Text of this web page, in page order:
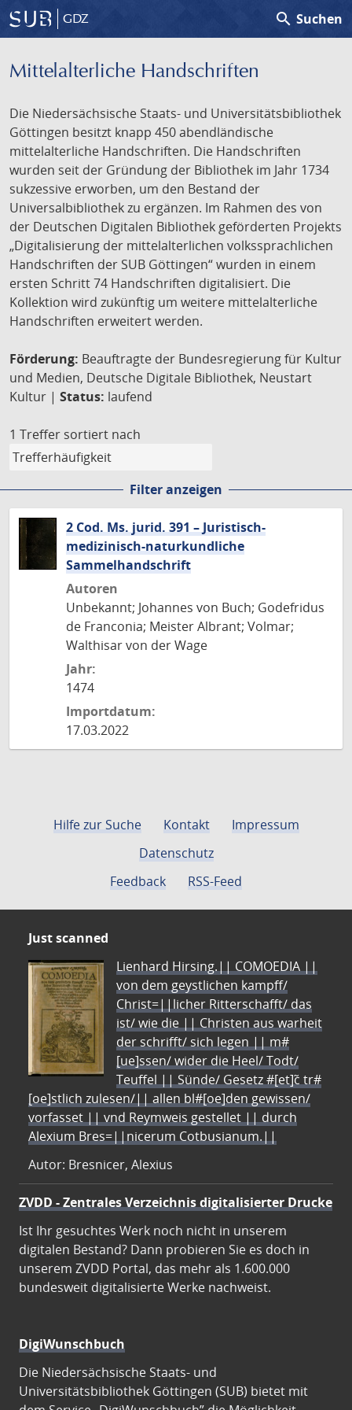
GDZ search Suchen
Mittelalterliche Handschriften
Die Niedersächsische Staats- und Universitätsbibliothek
Göttingen besitzt knapp 450 abendländische
mittelalterliche Handschriften. Die Handschriften
wurden seit der Gründung der Bibliothek im Jahr 1734
sukzessive erworben, um den Bestand der
Universalbibliothek zu ergänzen. Im Rahmen des von
der Deutschen Digitalen Bibliothek geförderten Projekts
„Digitalisierung der mittelalterlichen volkssprachlichen
Handschriften der SUB Göttingen“ wurden in einem
ersten Schritt 74 Handschriften digitalisiert. Die
Kollektion wird zukünftig um weitere mittelalterliche
Handschriften erweitert werden.
Förderung: Beauftragte der Bundesregierung für Kultur
und Medien, Deutsche Digitale Bibliothek, Neustart
Kultur | Status: laufend
1 Treffer sortiert nach
Filter anzeigen
2 Cod. Ms. jurid. 391 – Juristisch-
medizinisch-naturkundliche
Sammelhandschrift
Autoren
Unbekannt; Johannes von Buch; Godefridus
de Franconia; Meister Albrant; Volmar;
Walthisar von der Wage
Jahr:
1474
Importdatum:
17.03.2022
Hilfe zur Suche Kontakt
Impressum
Datenschutz
Feedback
RSS-Feed
Just scanned
Lienhard Hirsing.|| COMOEDIA ||
von dem geystlichen kampff/
Christ=||licher Ritterschafft/ das
ist/ wie die || Christen aus warheit
der schrifft/ sich legen || m#
[ue]ssen/ wider die Heel/ Todt/
Teuffel || Sünde/ Gesetz #[et]c̃ tr#
[oe]stlich zulesen/|| allen bl#[oe]den gewissen/
vorfasset || vnd Reymweis gestellet || durch
Alexium Bres=||nicerum Cotbusianum.||
Autor: Bresnicer, Alexius
ZVDD - Zentrales Verzeichnis digitalisierter Drucke
Ist Ihr gesuchtes Werk noch nicht in unserem
digitalen Bestand? Dann probieren Sie es doch in
unserem ZVDD Portal, das mehr als 1.600.000
bundesweit digitalisierte Werke nachweist.
DigiWunschbuch
Die Niedersächsische Staats- und
Universitätsbibliothek Göttingen (SUB) bietet mit